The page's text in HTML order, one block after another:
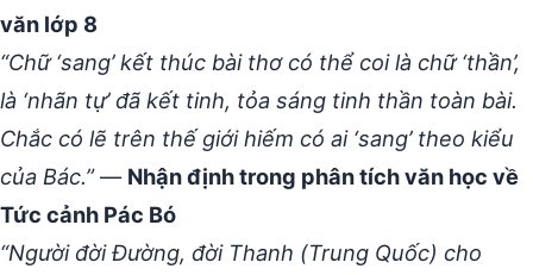
văn lớp 8
“Chữ ‘sang’ kết thúc bài thơ có thể coi là chữ ‘thần’,
là ‘nhãn tự’ đã kết tinh, tỏa sáng tinh thần toàn bài.
Chắc có lẽ trên thế giới hiếm có ai ‘sang’ theo kiểu
của Bác.”— Nhận định trong phân tích văn học về
Tức cảnh Pác Bó
“Người đời Đường, đời Thanh (Trung Quốc) cho